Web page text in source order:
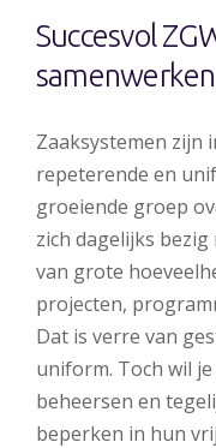
Succesvol
Zaaksystemen zijn
repeterende en
groeiende groep
zich dagelijks
van grote
projecten,
Dat is verre van
uniform. Toch wil
beheersen en
beperken in hun